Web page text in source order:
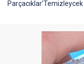
Parçacıklar'Temizleycek